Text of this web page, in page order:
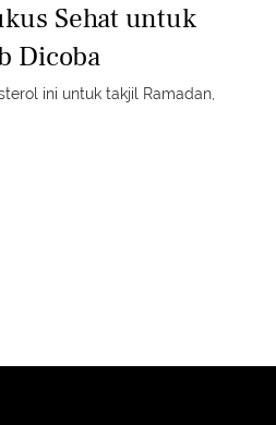
Sehat untuk
Dicoba
ini untuk takjil Ramadan,